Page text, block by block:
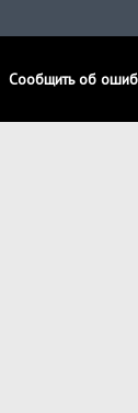
Сообщить об